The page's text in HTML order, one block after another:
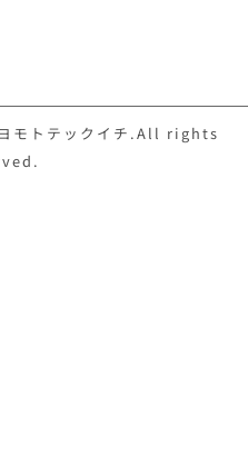
モトテックイチ.All rights